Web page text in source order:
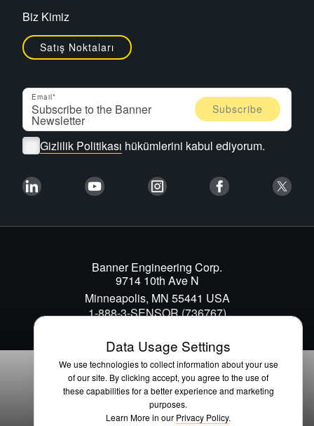
Biz Kimiz
Satış Noktaları
Email
Gizlilik Politikası hükümlerini kabul ediyorum.
Banner Engineering Corp.
9714 10th Ave N
Minneapolis, MN 55441 USA
1-888-3-SENSOR (736767)
Data Usage Settings
We use technologies to collect information about your use
of our site. By clicking accept, you agree to the use of
these capabilities for a better experience and marketing
purposes.
Learn More in our Privacy Policy.